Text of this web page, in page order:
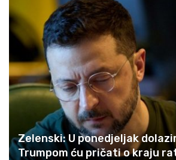
Zelenski: U ponedjeljak
Trumpom ću pričati o kraju